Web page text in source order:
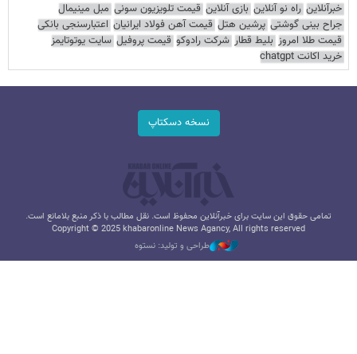
خبرآنلاین راه نو آنلاین بازی آنلاین قیمت تلویزیون سونی مبل مینیمال
جراح بینی گوشتی پرشین هتل قیمت آهن فولاد ایرانیان اعتبارسنجی بانکی
قیمت طلا امروز بلیط قطار شرکت رادوکو قیمت پروفیل سایت یوتوتایمز
خرید اکانت chatgpt
نسخه دسکتاپ
تمامی حقوق این سایت برای خبرآنلاین محفوظ است. نقل مطالب با ذکر منبع بلامانع است.
Copyright © 2025 khabaronline News Agancy, All rights reserved
طراحی و تولید: نستوه